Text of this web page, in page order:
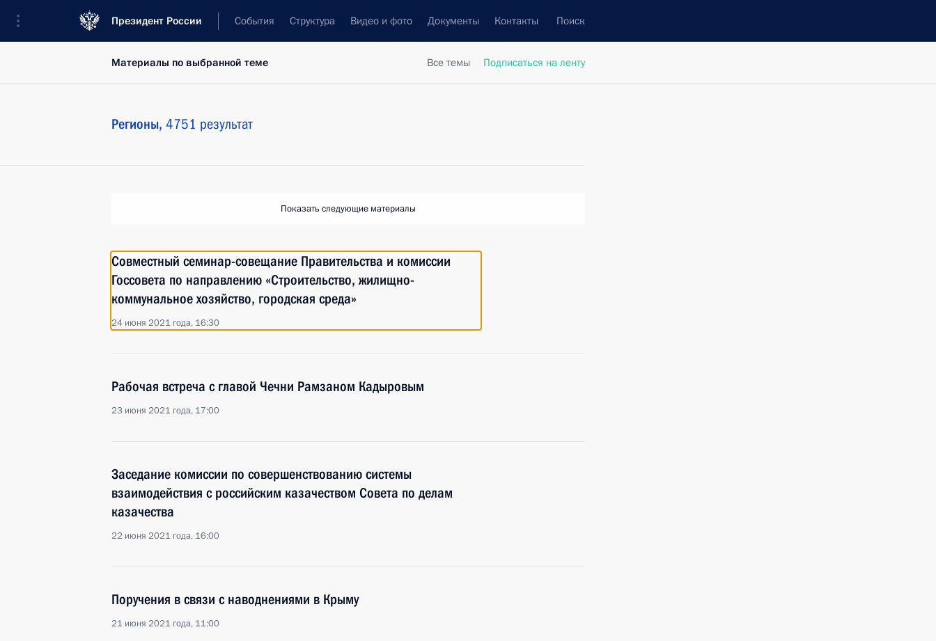
Президент России События Структура Видео и фото Документы Контакты Поиск
Все темы Подписаться на ленту
Материалы по выбранной теме
Регионы, 4751 результат
Показать следующие материалы
Совместный семинар-совещание Правительства и комиссии
Госсовета по направлению «Строительство, жилищно-
коммунальное хозяйство, городская среда»
24 июня 2021 года, 16:30
Рабочая встреча с главой Чечни Рамзаном Кадыровым
23 июня 2021 года, 17:00
Заседание комиссии по совершенствованию системы
взаимодействия с российским казачеством Совета по делам
казачества
22 июня 2021 года, 16:00
Поручения в связи с наводнениями в Крыму
21 июня 2021 года, 11:00